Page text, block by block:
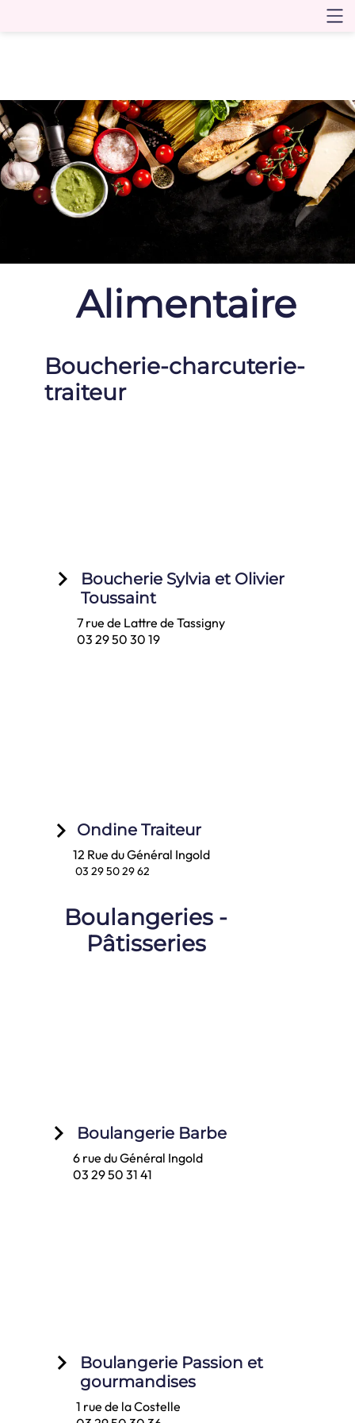
Alimentaire
Boucherie-charcuterie-
traiteur
Boucherie Sylvia et Olivier
Toussaint
7 rue de Lattre de Tassigny
03 29 50 30 19
Ondine Traiteur
12 Rue du Général Ingold
03 29 50 29 62
keyboard_arrow_right
keyboard_arrow_right
Boulangeries -
Pâtisseries
Boulangerie Barbe
6 rue du Général Ingold
03 29 50 31 41
keyboard_arrow_right
Boulangerie Passion et
gourmandises
1 rue de la Costelle
keyboard_arrow_right